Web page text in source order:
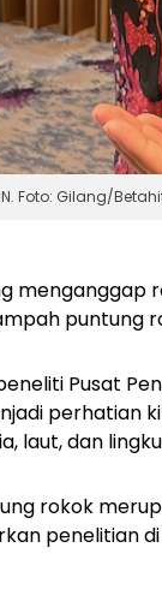
Foto: Gilang/
menganggap
puntung
Pusat
perhatian
laut, dan
rokok
penelitian